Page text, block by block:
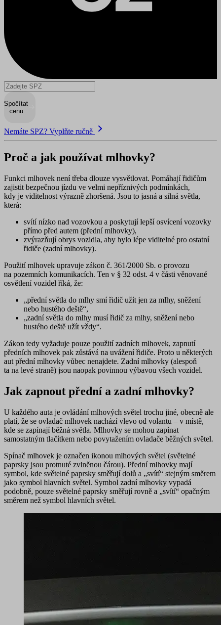
Spočítat
cenu
Nemáte SPZ? Vyplňte ručně
Proč a jak používat mlhovky?
Funkci mlhovek není třeba dlouze vysvětlovat. Pomáhají řidičům
zajistit bezpečnou jízdu ve velmi nepříznivých podmínkách,
kdy je viditelnost výrazně zhoršená. Jsou to jasná a silná světla,
která:
svítí nízko nad vozovkou a poskytujílepší osvícení vozovky
přímo před autem (přední mlhovky),
zvýrazňují obrys vozidla, aby bylo lépe viditelné pro ostatní
řidiče (zadní mlhovky).
Použití mlhovek upravuje zákon č. 361/2000 Sb. o provozu
na pozemních komunikacích. Ten v § 32 odst. 4 v části věnované
osvětlení vozidel říká, že:
„přední světla do mlhy smířidič užít jen za mlhy, sněžení
nebo hustého deště“,
„zadní světla do mlhy musířidič za mlhy, sněžení nebo
hustého deště užít vždy“.
Zákon tedy vyžaduje pouze použití zadních mlhovek, zapnutí
předních mlhovek pak zůstává na uvážení řidiče. Proto u některých
aut přední mlhovky vůbec nenajdete. Zadní mlhovky (alespoň
ta na levé straně) jsou naopak povinnou výbavou všech vozidel.
Jak zapnout přední a zadní mlhovky?
U každého auta je ovládání mlhových světel trochu jiné, obecně ale
platí, že se ovladač mlhovek nacházívlevo od volantu – v místě,
kde se zapínají běžná světla. Mlhovky se mohou zapínat
samostatným tlačítkem nebo povytažením ovladače běžných světel.
Spínač mlhovek je označen ikonou mlhových světel (světelné
paprsky jsou protnuté zvlněnou čárou). Přední mlhovky mají
symbol, kde světelné paprsky směřují dolů a „svítí“ stejným směrem
jako symbol hlavních světel. Symbol zadní mlhovky vypadá
podobně, pouze světelné paprsky směřují rovně a „svítí“ opačným
směrem než symbol hlavních světel.